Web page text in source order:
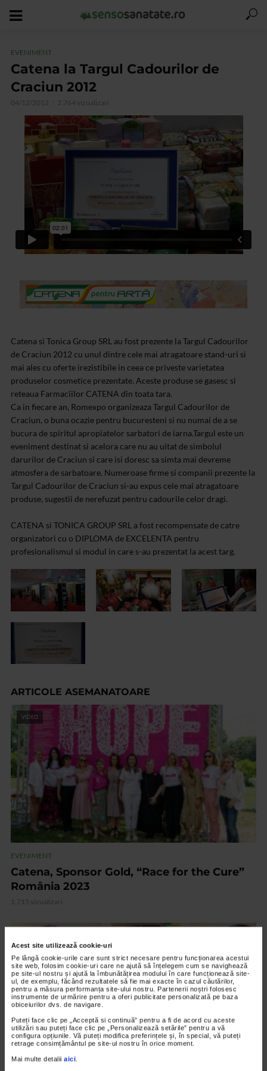
Acest site utilizează cookie-uri
Pe lângă cookie-urile care sunt strict necesare pentru funcționarea acestui
site web, folosim cookie-uri care ne ajută să înțelegem cum se navighează
pe site-ul nostru și ajută la îmbunătățirea modului în care funcționează site-
ul, de exemplu, făcând rezultatele să fie mai exacte în cazul căutărilor,
pentru a măsura performanța site-ului nostru. Partenerii noștri folosesc
instrumente de urmărire pentru a oferi publicitate personalizată pe baza
obiceiurilor dvs. de navigare.
Puteți face clic pe „Acceptă si continuă” pentru a fi de acord cu aceste
utilizări sau puteți face clic pe „Personalizează setările” pentru a vă
configura opțiunile. Vă puteți modifica preferințele și, în special, vă puteți
retrage consimțământul pe site-ul nostru în orice moment.
Mai multe detalii aici
EVENIMENT
Catena la Targul Cadourilor de
Craciun 2012
04/12/2012 2.764 vizualizari
Catena si Tonica Group SRL au fost prezente la Targul Cadourilor
de Craciun 2012 cu unul dintre cele mai atragatoare stand-uri si
mai ales cu oferte irezistibile in ceea ce priveste varietatea
produselor cosmetice prezentate. Aceste produse se gasesc si
reteaua Farmaciilor CATENA din toata tara.
Ca in fiecare an, Romexpo organizeaza Targul Cadourilor de
Craciun, o buna ocazie pentru bucuresteni si nu numai de a se
bucura de spiritul apropiatelor sarbatori de iarna.Targul este un
eveniment destinat si acelora care nu au uitat de simbolul
darurilor de Craciun si care isi doresc sa simta mai devreme
atmosfera de sarbatoare. Numeroase firme si companii prezente la
Targul Cadourilor de Craciun si-au expus cele mai atragatoare
produse, sugestii de nerefuzat pentru cadourile celor dragi.
CATENA si TONICA GROUP SRL a fost recompensate de catre
organizatori cu o DIPLOMA de EXCELENTA pentru
profesionalismul si modul in care s-au prezentat la acest targ.
ARTICOLE ASEMANATOARE
VIDEO
EVENIMENT
Catena, Sponsor Gold, “Race for the Cure”
România 2023
1.715 vizualizari